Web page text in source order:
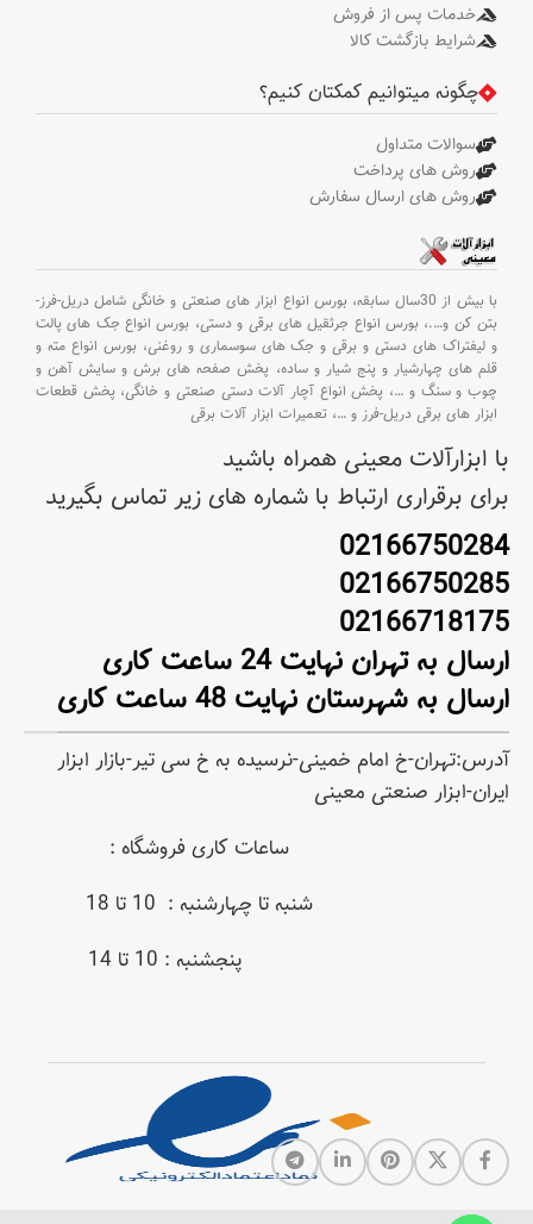
خدمات پس از فروش
شرایط بازگشت کالا
چگونه میتوانیم کمکتان کنیم؟
سوالات متداول
روش های پرداخت
روش های ارسال سفارش
با بیش از 30سال سابقه،
بورس انواع ابزار های صنعتی و خانگی شامل دریل-فرز-
بتن کن و….، بورس انواع جرثقیل های برقی و دستی، بورس انواع جک های پالت
و لیفتراک های دستی و برقی و جک های سوسماری و روغنی، بورس انواع مته و
قلم های چهارشیار و پنج شیار و ساده، پخش صفحه های برش و سایش آهن و
چوب و سنگ و …، پخش انواع آچار آلات دستی صنعتی و خانگی، پخش قطعات
ابزار های برقی دریل-فرز و …، تعمیرات ابزار آلات برقی
با ابزارآلات معینی همراه باشید
برای برقراری ارتباط با شماره های زیر تماس بگیرید
02166750284
02166750285
02166718175
ارسال به تهران نهایت 24 ساعت کاری
ارسال به شهرستان نهایت 48 ساعت کاری
آدرس:تهران-خ امام خمینی-نرسیده به خ سی تیر-بازار ابزار
ایران-ابزار صنعتی معینی
ساعات کاری فروشگاه :
شنبه تا چهارشنبه : 10 تا 18
پنجشنبه : 10 تا 14